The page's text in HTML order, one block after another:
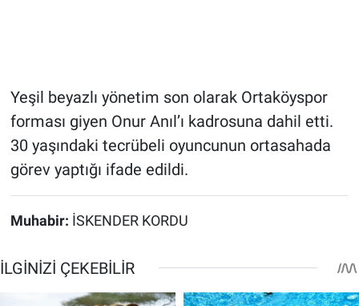
Yeşil beyazlı yönetim son olarak Ortaköyspor
forması giyen Onur Anıl’ı kadrosuna dahil etti.
30 yaşındaki tecrübeli oyuncunun ortasahada
görev yaptığı ifade edildi.
Muhabir: İSKENDER KORDU